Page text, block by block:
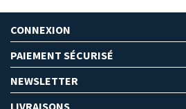
CONNEXION
PAIEMENT SÉCURISÉ
NEWSLETTER
LIVRAISONS